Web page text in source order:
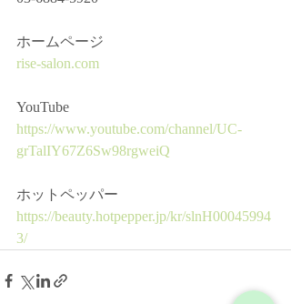
ホームページ ﻿
rise-salon.com
YouTube﻿
https://www.youtube.com/channel/UC-
grTalIY67Z6Sw98rgweiQ
ホットペッパー﻿
https://beauty.hotpepper.jp/kr/slnH00045994
3/